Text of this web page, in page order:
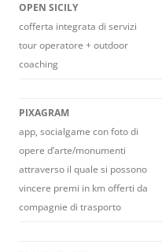
OPEN SICILY
cofferta integrata di servizi
tour operatore + outdoor
coaching
PIXAGRAM
app, socialgame con foto di
opere d’arte/monumenti
attraverso il quale si possono
vincere premi in km offerti da
compagnie di trasporto